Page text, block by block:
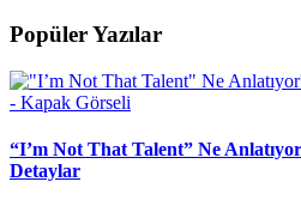
Popüler Yazılar
“I’m Not That Talent” Ne
Detaylar